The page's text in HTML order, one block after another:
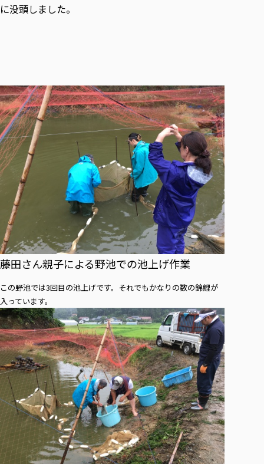
に没頭しました。
藤田さん親子による野池での池上げ作業
この野池では3回目の池上げです。それでもかなりの数の錦鯉が
入っています。